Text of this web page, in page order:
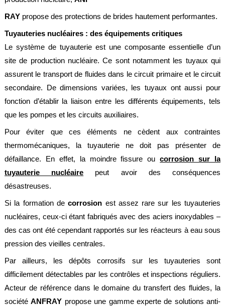
Ring
Services
Découpe
d’eau
Soudure
alimentaire
panel
technique
d'étude
Analyseur
de
métaux
Fiches
et
centrales
béton
RAY propose des protections de brides hautement performantes.
Tuyauteries nucléaires : des équipements critiques
Le système de tuyauterie est une composante essentielle d’un
site de production nucléaire. Ce sont notamment les tuyaux qui
assurent le transport de fluides dans le circuit primaire et le circuit
secondaire. De dimensions variées, les tuyaux ont aussi pour
fonction d’établir la liaison entre les différents équipements, tels
que les pompes et les circuits auxiliaires.
Pour éviter que ces éléments ne cèdent aux contraintes
thermomécaniques, la tuyauterie ne doit pas présenter de
défaillance. En effet, la moindre fissure oucorrosion sur la
tuyauterie nucléaire peut avoir des conséquences
désastreuses.
Si la formation decorrosion est assez rare sur les tuyauteries
nucléaires, ceux-ci étant fabriqués avec des aciers inoxydables –
des cas ont été cependant rapportés sur les réacteurs à eau sous
pression des vieilles centrales.
Par ailleurs, les dépôts corrosifs sur les tuyauteries sont
difficilement détectables par les contrôles et inspections réguliers.
Acteur de référence dans le domaine du transfert des fluides, la
sociétéANFRAY propose une gamme experte de solutions anti-